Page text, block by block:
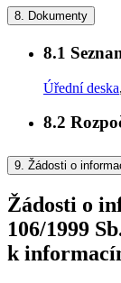
8. Dokumenty
8.1
Úřední deska,
8.2
9. Žádosti o
Žádosti o
106/1999
k